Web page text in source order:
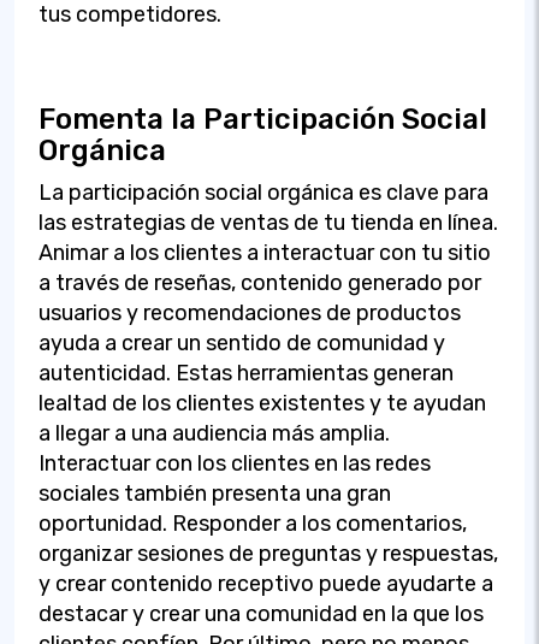
tus competidores.
Fomenta la Participación Social
Orgánica
La participación social orgánica es clave para
las estrategias de ventas de tu tienda en línea.
Animar a los clientes a interactuar con tu sitio
a través de reseñas, contenido generado por
usuarios y recomendaciones de productos
ayuda a crear un sentido de comunidad y
autenticidad. Estas herramientas generan
lealtad de los clientes existentes y te ayudan
a llegar a una audiencia más amplia.
Interactuar con los clientes en las redes
sociales también presenta una gran
oportunidad. Responder a los comentarios,
organizar sesiones de preguntas y respuestas,
y crear contenido receptivo puede ayudarte a
destacar y crear una comunidad en la que los